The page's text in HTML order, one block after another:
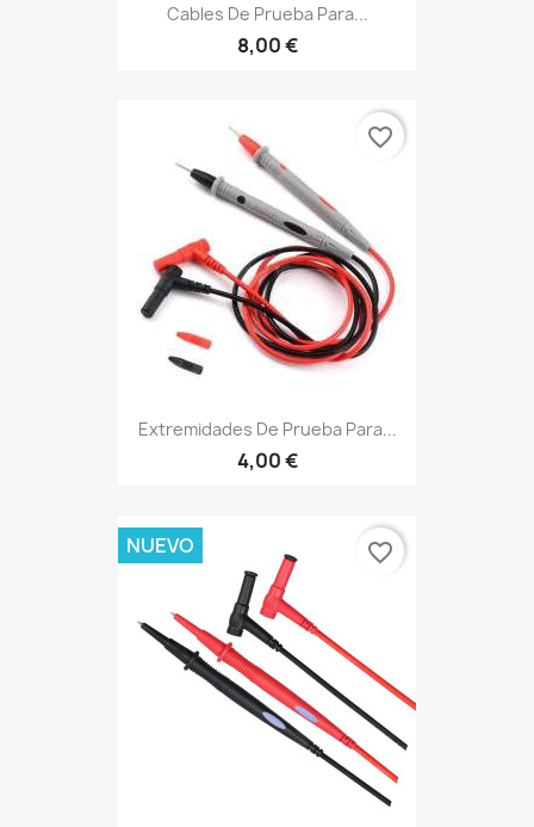
Cables De Prueba Para...
8,00 €
Extremidades De Prueba Para...
4,00 €
favorite_border
NUEVO favorite_border